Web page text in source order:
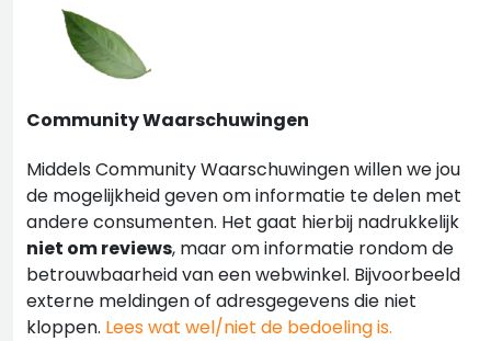
Community Waarschuwingen
Middels Community Waarschuwingen willen we jou
de mogelijkheid geven om informatie te delen met
andere consumenten. Het gaat hierbij nadrukkelijk
niet om reviews, maar om informatie rondom de
betrouwbaarheid van een webwinkel. Bijvoorbeeld
externe meldingen of adresgegevens die niet
kloppen. Lees wat wel/niet de bedoeling is.